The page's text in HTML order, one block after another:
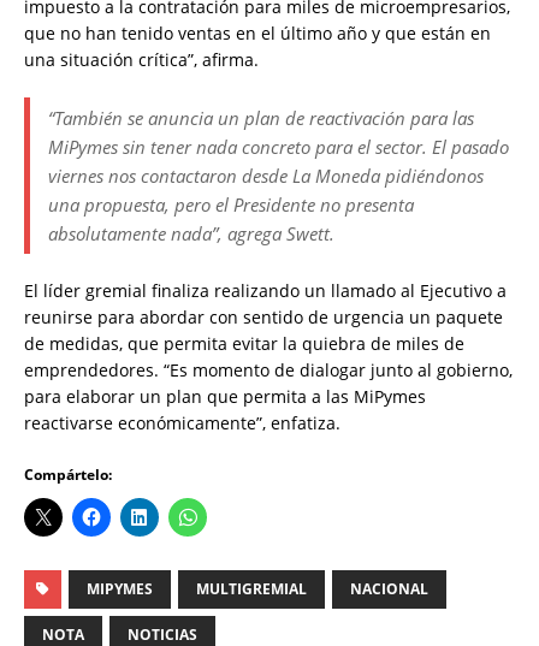
impuesto a la contratación para miles de microempresarios,
que no han tenido ventas en el último año y que están en
una situación crítica”, afirma.
“También se anuncia un plan de reactivación para las
MiPymes sin tener nada concreto para el sector. El pasado
viernes nos contactaron desde La Moneda pidiéndonos
una propuesta, pero el Presidente no presenta
absolutamente nada”, agrega Swett.
El líder gremial finaliza realizando un llamado al Ejecutivo a
reunirse para abordar con sentido de urgencia un paquete
de medidas, que permita evitar la quiebra de miles de
emprendedores. “Es momento de dialogar junto al gobierno,
para elaborar un plan que permita a las MiPymes
reactivarse económicamente”, enfatiza.
Compártelo:
MIPYMES MULTIGREMIAL NACIONAL
NOTA NOTICIAS